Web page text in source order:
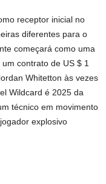
receptor inicial no
diferentes para o
começará como uma
contrato de US $ 1
Whitetton às vezes
Wildcard é 2025 da
técnico em movimento
explosivo